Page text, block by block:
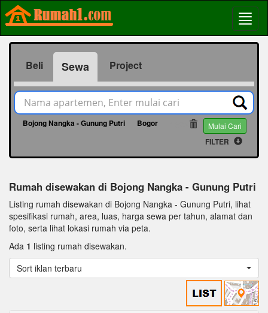
Beli Sewa Project
Bojong Nangka - Gunung Putri Bogor Mulai Cari
FILTER
Rumah disewakan di Bojong Nangka - Gunung Putri
Listing rumah disewakan di Bojong Nangka - Gunung Putri, lihat
spesifikasi rumah, area, luas, harga sewa per tahun, alamat dan
foto, serta lihat lokasi rumah via peta.
Ada 1 listing rumah disewakan.
Sort iklan terbaru